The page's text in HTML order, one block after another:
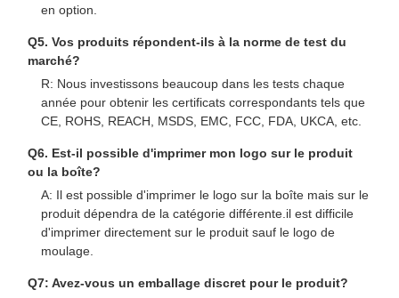
en option.
Q5. Vos produits répondent-ils à la norme de test du
marché?
R: Nous investissons beaucoup dans les tests chaque
année pour obtenir les certificats correspondants tels que
CE, ROHS, REACH, MSDS, EMC, FCC, FDA, UKCA, etc.
Q6. Est-il possible d'imprimer mon logo sur le produit
ou la boîte?
A: Il est possible d'imprimer le logo sur la boîte mais sur le
produit dépendra de la catégorie différente.il est difficile
d'imprimer directement sur le produit sauf le logo de
moulage.
Q7: Avez-vous un emballage discret pour le produit?